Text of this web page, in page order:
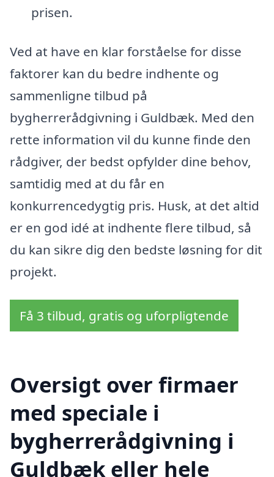
prisen.
Ved at have en klar forståelse for disse
faktorer kan du bedre indhente og
sammenligne tilbud på
bygherrerådgivning i Guldbæk. Med den
rette information vil du kunne finde den
rådgiver, der bedst opfylder dine behov,
samtidig med at du får en
konkurrencedygtig pris. Husk, at det altid
er en god idé at indhente flere tilbud, så
du kan sikre dig den bedste løsning for dit
projekt.
Få 3 tilbud, gratis og uforpligtende
Oversigt over firmaer
med speciale i
bygherrerådgivning i
Guldbæk eller hele